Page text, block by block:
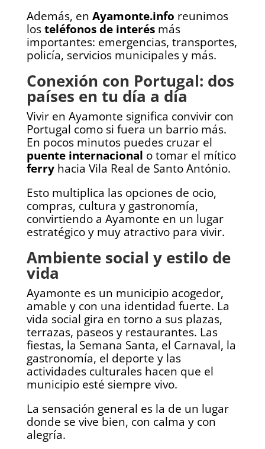
Además, en Ayamonte.info reunimos
losteléfonos de interésmás
importantes: emergencias, transportes,
policía, servicios municipales y más.
Conexión con Portugal: dos
países en tu día a día
Vivir en Ayamonte significa convivir con
Portugal como si fuera un barrio más.
En pocos minutos puedes cruzar el
puente internacional o tomar el mítico
ferryhacia Vila Real de Santo António.
Esto multiplica las opciones de ocio,
compras, cultura y gastronomía,
convirtiendo a Ayamonte en un lugar
estratégico y muy atractivo para vivir.
Ambiente social y estilo de
vida
Ayamonte es un municipio acogedor,
amable y con una identidad fuerte. La
vida social gira en torno a sus plazas,
terrazas, paseos y restaurantes. Las
fiestas, la Semana Santa, el Carnaval, la
gastronomía, el deporte y las
actividades culturales hacen que el
municipio esté siempre vivo.
La sensación general es la de un lugar
donde se vive bien, con calma y con
alegría.